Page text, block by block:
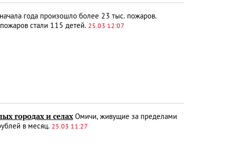
года произошло более 23 тыс. пожаров.
стали 115 детей. 25.03 12:07
городах и селах Омичи, живущие за пределами
в месяц. 25.03 11:27